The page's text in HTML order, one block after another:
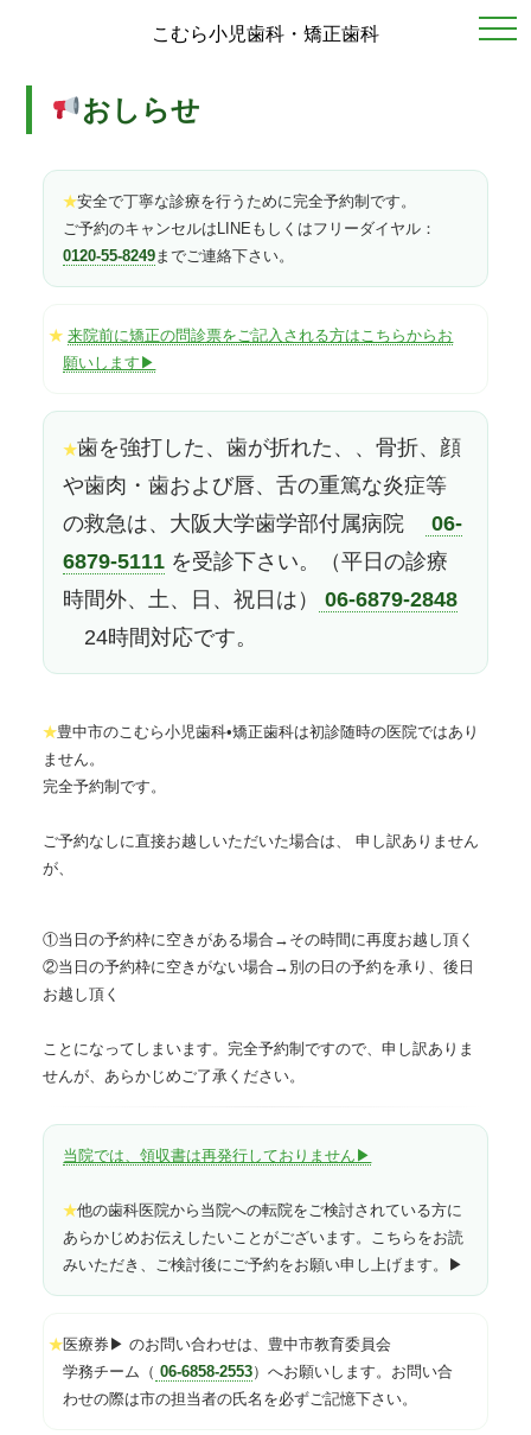
こむら小児歯科・矯正歯科
おしらせ
★安全で丁寧な診療を行うために完全予約制です。
ご予約のキャンセルはLINEもしくはフリーダイヤル：
0120-55-8249までご連絡下さい。
★ 来院前に矯正の問診票をご記入される方はこちらからお
願いします▶
★歯を強打した、歯が折れた、、骨折、顔
や歯肉・歯および唇、舌の重篤な炎症等
の救急は、大阪大学歯学部付属病院
06-
6879-5111 を受診下さい。（平日の診療
時間外、土、日、祝日は）
06-6879-2848
24時間対応です。
★豊中市のこむら小児歯科•矯正歯科は初診随時の医院ではあり
ません。
完全予約制です。
ご予約なしに直接お越しいただいた場合は、 申し訳ありません
が、
①当日の予約枠に空きがある場合→その時間に再度お越し頂く
②当日の予約枠に空きがない場合→別の日の予約を承り、後日
お越し頂く
ことになってしまいます。完全予約制ですので、申し訳ありま
せんが、あらかじめご了承ください。
当院では、領収書は再発行しておりません▶
★他の歯科医院から当院への転院をご検討されている方に
あらかじめお伝えしたいことがございます。こちらをお読
みいただき、ご検討後にご予約をお願い申し上げます。▶
★医療券▶ のお問い合わせは、豊中市教育委員会
学務チーム（ 06-6858-2553）へお願いします。お問い合
わせの際は市の担当者の氏名を必ずご記憶下さい。